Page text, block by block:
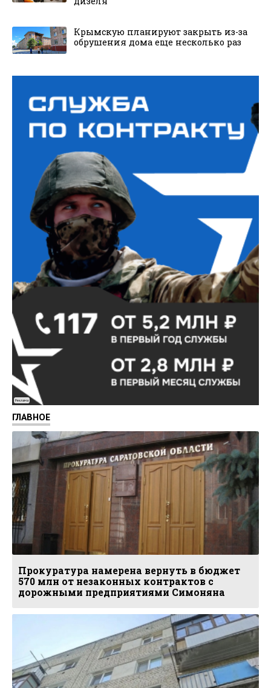
Крымскую планируют закрыть из-за
обрушения дома еще несколько раз
Реклама
ГЛАВНОЕ
Прокуратура намерена вернуть в бюджет
570 млн от незаконных контрактов с
дорожными предприятиями Симоняна